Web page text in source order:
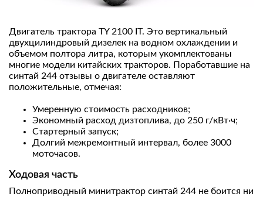
Двигатель трактора TY 2100 IT. Это вертикальный
двухцилиндровый дизелек на водном охлаждении и
объемом полтора литра, которым укомплектованы
многие модели китайских тракторов. Поработавшие на
синтай 244 отзывы о двигателе оставляют
положительные, отмечая:
Умеренную стоимость расходников;
Экономный расход дизтоплива, до 250 г/кВт·ч;
Стартерный запуск;
Долгий межремонтный интервал, более 3000
моточасов.
Ходовая часть
Полноприводный минитрактор синтай 244 не боится ни